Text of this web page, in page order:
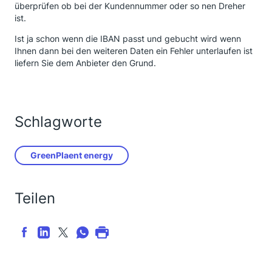
überprüfen ob bei der Kundennummer oder so nen Dreher
ist.
Ist ja schon wenn die IBAN passt und gebucht wird wenn
Ihnen dann bei den weiteren Daten ein Fehler unterlaufen ist
liefern Sie dem Anbieter den Grund.
Schlagworte
GreenPlaent energy
Teilen